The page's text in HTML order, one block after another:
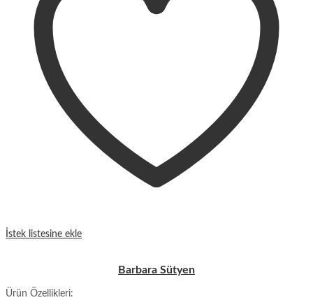
İstek listesine ekle
Barbara Sütyen
Ürün Özellikleri: